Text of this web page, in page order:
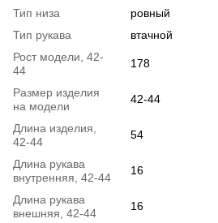
Тип низа
ровный
Тип рукава
втачной
Рост модели, 42-
44
178
Размер изделия
на модели
42-44
Длина изделия,
42-44
54
Длина рукава
внутренняя, 42-44
16
Длина рукава
внешняя, 42-44
16